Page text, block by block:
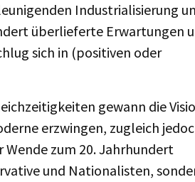
Industrialisierung
überlieferte Erwartungen
sich in (positiven oder
gewann die
erzwingen, zugleich
zum 20. Jahrhundert
und Nationalisten,